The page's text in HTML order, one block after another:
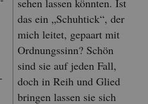
das ein „Schuh­tick“, der
mich lei­tet, ge­paart mit
Ord­nungs­sinn? Schön
sind sie auf jeden Fall,
doch in Reih und Glied
brin­gen las­sen sie sich